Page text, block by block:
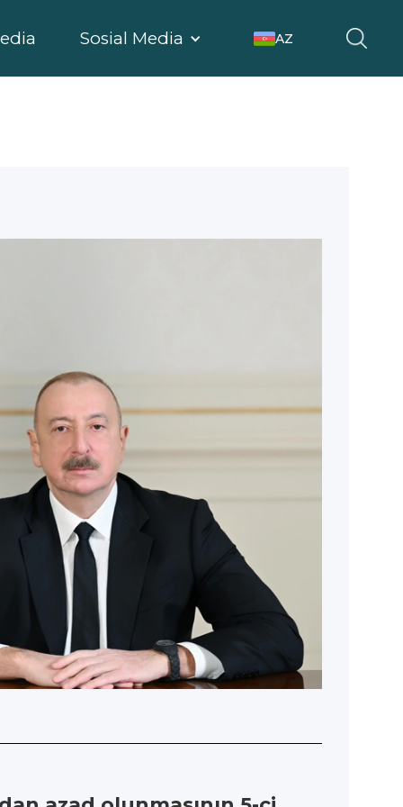
Sosial Media AZ